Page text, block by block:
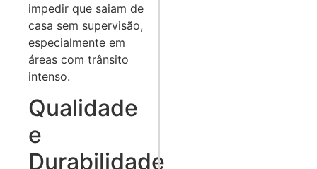
impedir que saiam de
casa sem supervisão,
especialmente em
áreas com trânsito
intenso.
Qualidade
e
Durabilidade